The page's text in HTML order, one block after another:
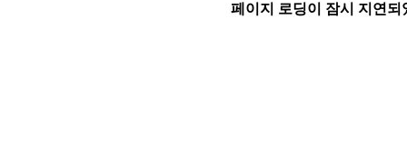
페이지 로딩이 잠시 지연